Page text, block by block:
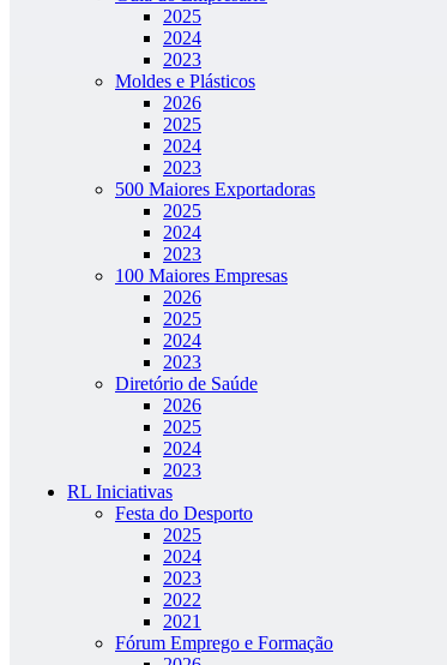
2025
2024
2023
Moldes e Plásticos
2026
2025
2024
2023
500 Maiores Exportadoras
2025
2024
2023
100 Maiores Empresas
2026
2025
2024
2023
Diretório de Saúde
2026
2025
2024
2023
RL Iniciativas
Festa do Desporto
2025
2024
2023
2022
2021
Fórum Emprego e Formação